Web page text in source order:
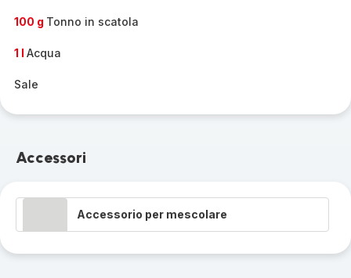
100 g Tonno in scatola
1 l Acqua
Sale
Accessori
Accessorio per mescolare